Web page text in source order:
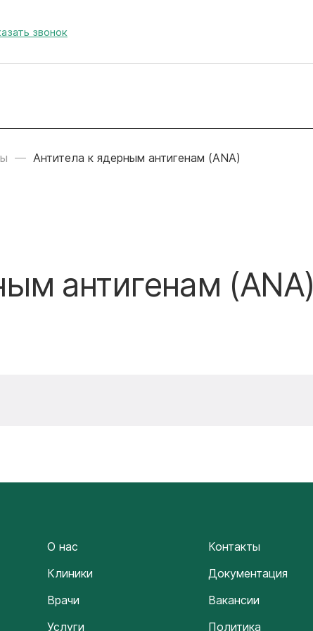
звонок
Антитела к ядерным антигенам (ANA)
антигенам (ANA)
О нас
Клиники
Врачи
Услуги
Контакты
Документация
Вакансии
Политика